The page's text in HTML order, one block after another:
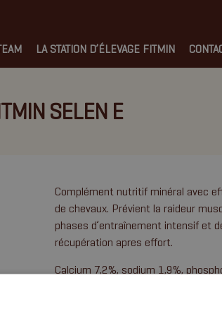
LA STATION D’ÉLEVAGE FITMIN
SELEN E
Complément nutritif minéral avec
de chevaux. Prévient la raideur
phases d’entraînement intensif et
récupération apres effort.
Calcium 7,2%, sodium 1,9%,